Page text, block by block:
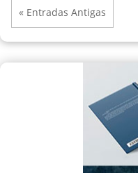
« Entradas Antigas